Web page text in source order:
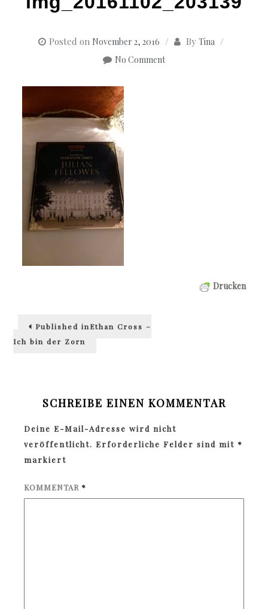
Posted on November 2, 2016 By Tina
No Comment
Drucken
Beitragsnavigation
Published inEthan Cross –
Ich bin der Zorn
SCHREIBE EINEN KOMMENTAR
Deine E-Mail-Adresse wird nicht
veröffentlicht. Erforderliche Felder sind mit *
markiert
KOMMENTAR *